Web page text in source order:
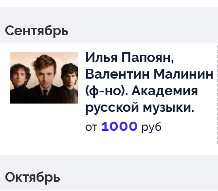
Сентябрь
Илья Папоян,
Валентин Малинин
(ф-но). Академия
русской музыки.
Дирижер - Иван
от 1000 руб
Октябрь